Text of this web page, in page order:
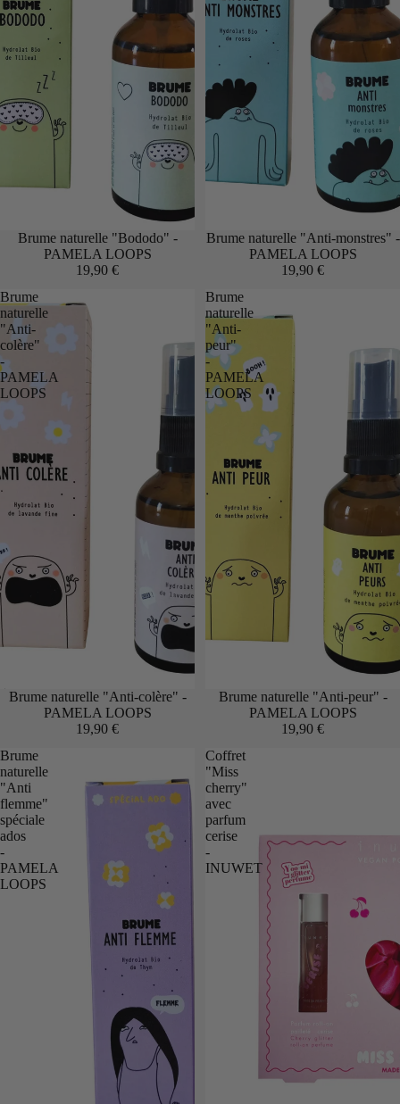
Brume naturelle "Bododo" -
PAMELA LOOPS
19,90 €
Brume naturelle "Anti-monstres" -
PAMELA LOOPS
19,90 €
Brume
naturelle
"Anti-
colère"
-
PAMELA
LOOPS
Épuisé
Brume naturelle "Anti-colère" -
PAMELA LOOPS
19,90 €
Brume
naturelle
"Anti-
peur"
-
PAMELA
LOOPS
Brume naturelle "Anti-peur" -
PAMELA LOOPS
19,90 €
Brume
naturelle
"Anti
flemme"
spéciale
ados
-
PAMELA
LOOPS
Coffret
"Miss
cherry"
avec
parfum
cerise
-
INUWET